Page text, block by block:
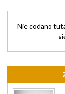
Nie dodano